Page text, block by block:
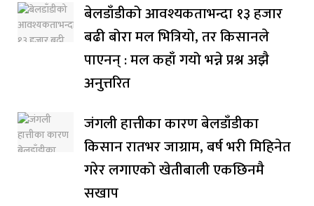
बेलडाँडीको आवश्यकताभन्दा १३ हजार
बढी बोरा मल भित्रियो, तर किसानले
पाएनन् : मल कहाँ गयो भन्ने प्रश्न अझै
अनुत्तरित
जंगली हात्तीका कारण बेलडाँडीका
किसान रातभर जाग्राम, बर्ष भरी मिहिनेत
गरेर लगाएको खेतीबाली एकछिनमै
सखाप